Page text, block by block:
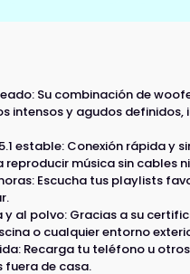
Su combinación de
intensos y agudos
estable: Conexión rápida y
música sin cables
Escucha tus playlists
y al polvo: Gracias a su
o cualquier entorno
Recarga tu teléfono u
de casa.